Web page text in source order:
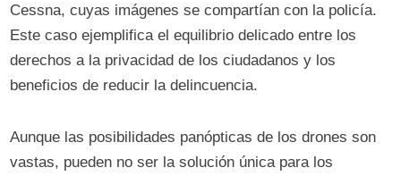
Cessna, cuyas imágenes se compartían con la policía.
Este caso ejemplifica el equilibrio delicado entre los
derechos a la privacidad de los ciudadanos y los
beneficios de reducir la delincuencia.
Aunque las posibilidades panópticas de los drones son
vastas, pueden no ser la solución única para los